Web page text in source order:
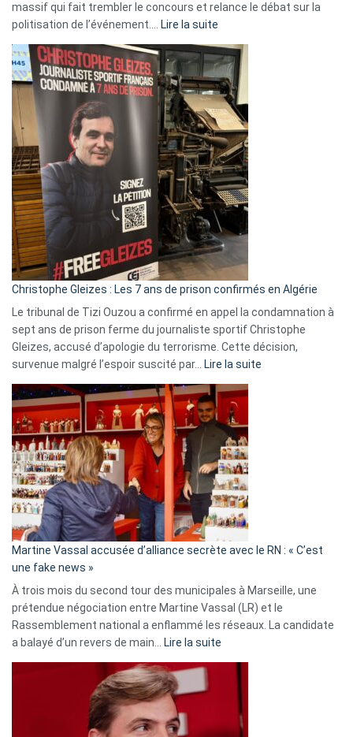
massif qui fait trembler le concours et relance le débat sur la
politisation de l’événement.… Lire la suite
Eurovision
2026
:
Pays-
Bas,
Espagne,
Irlande
et
Slovénie
rejettent
la
présence
d’Israël
Christophe Gleizes : Les 7 ans de prison confirmés en Algérie
Le tribunal de Tizi Ouzou a confirmé en appel la condamnation à
sept ans de prison ferme du journaliste sportif Christophe
Gleizes, accusé d’apologie du terrorisme. Cette décision,
survenue malgré l’espoir suscité par… Lire la suite
Algérie
Martine Vassal accusée d’alliance secrète avec le RN : « C’est
une fake news »
À trois mois du second tour des municipales à Marseille, une
prétendue négociation entre Martine Vassal (LR) et le
Rassemblement national a enflammé les réseaux. La candidate
a balayé d’un revers de main… Lire la suite
d’alliance
secrète